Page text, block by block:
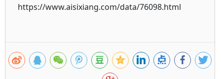
https://www.aisixiang.com/data/76098.html